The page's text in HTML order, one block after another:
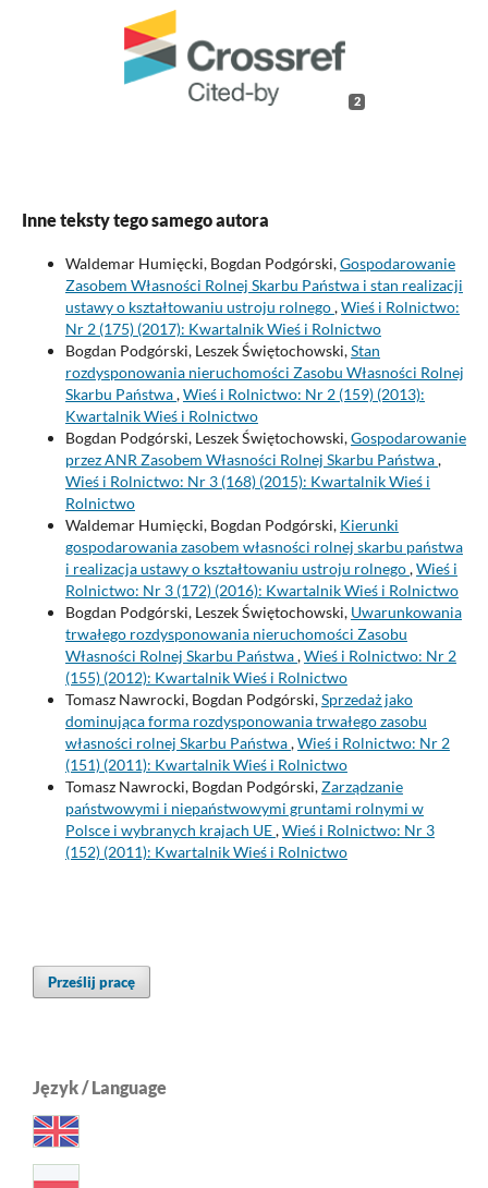
2
Inne teksty tego samego autora
Waldemar Humięcki, Bogdan Podgórski,Gospodarowanie
Zasobem Własności Rolnej Skarbu Państwa i stan realizacji
ustawy o kształtowaniu ustroju rolnego,Wieś i Rolnictwo:
Nr 2 (175) (2017): Kwartalnik Wieś i Rolnictwo
Bogdan Podgórski, Leszek Świętochowski,Stan
rozdysponowania nieruchomości Zasobu Własności Rolnej
Skarbu Państwa,Wieś i Rolnictwo: Nr 2 (159) (2013):
Kwartalnik Wieś i Rolnictwo
Bogdan Podgórski, Leszek Świętochowski,Gospodarowanie
przez ANR Zasobem Własności Rolnej Skarbu Państwa,
Wieś i Rolnictwo: Nr 3 (168) (2015): Kwartalnik Wieś i
Rolnictwo
Waldemar Humięcki, Bogdan Podgórski, Kierunki
gospodarowania zasobem własności rolnej skarbu państwa
i realizacja ustawy o kształtowaniu ustroju rolnego,Wieś i
Rolnictwo: Nr 3 (172) (2016): Kwartalnik Wieś i Rolnictwo
Bogdan Podgórski, Leszek Świętochowski, Uwarunkowania
trwałego rozdysponowania nieruchomości Zasobu
Własności Rolnej Skarbu Państwa,Wieś i Rolnictwo: Nr 2
(155) (2012): Kwartalnik Wieś i Rolnictwo
Tomasz Nawrocki, Bogdan Podgórski,Sprzedaż jako
dominująca forma rozdysponowania trwałego zasobu
własności rolnej Skarbu Państwa,Wieś i Rolnictwo: Nr 2
(151) (2011): Kwartalnik Wieś i Rolnictwo
Tomasz Nawrocki, Bogdan Podgórski,Zarządzanie
państwowymi i niepaństwowymi gruntami rolnymi w
Polsce i wybranych krajach UE,Wieś i Rolnictwo: Nr 3
(152) (2011): Kwartalnik Wieś i Rolnictwo
Prześlij pracę
Język / Language